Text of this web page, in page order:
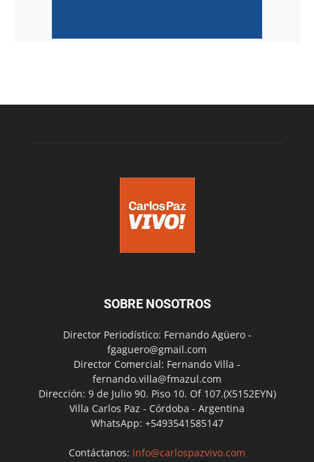
SOBRE NOSOTROS
Director Periodístico: Fernando Agüero -
fgaguero@gmail.com
Director Comercial: Fernando Villa -
fernando.villa@fmazul.com
Dirección: 9 de Julio 90. Piso 10. Of 107.(X5152EYN)
Villa Carlos Paz - Córdoba - Argentina
WhatsApp: +5493541585147
Contáctanos: info@carlospazvivo.com